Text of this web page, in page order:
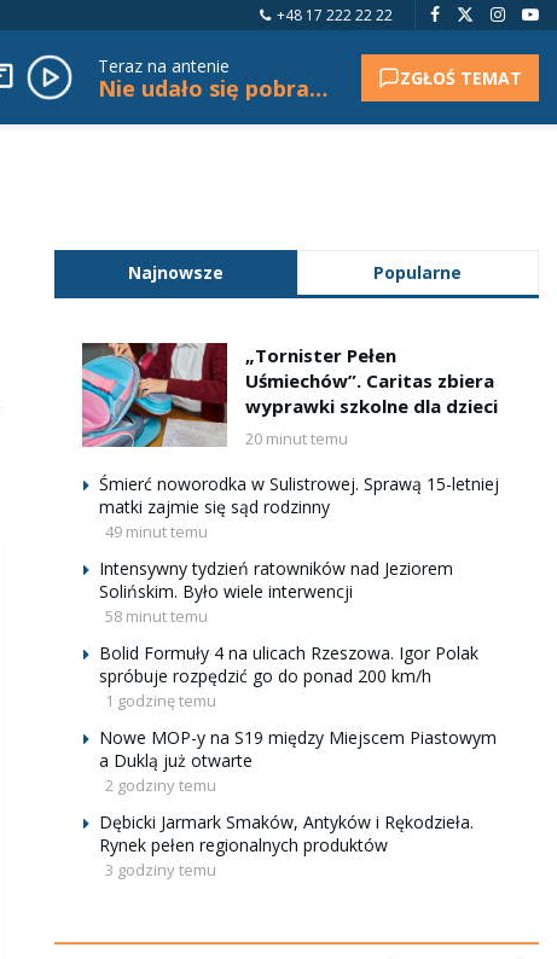
+48 17 222 22 22
Teraz na antenie
Nie udało się pobrać tytułu. ZGŁOŚ TEMAT
Najnowsze Popularne
„Tornister Pełen
Uśmiechów”. Caritas zbiera
wyprawki szkolne dla dzieci
20 minut temu
Śmierć noworodka w Sulistrowej. Sprawą 15-letniej
matki zajmie się sąd rodzinny
49 minut temu
Intensywny tydzień ratowników nad Jeziorem
Solińskim. Było wiele interwencji
58 minut temu
Bolid Formuły 4 na ulicach Rzeszowa. Igor Polak
spróbuje rozpędzić go do ponad 200 km/h
1 godzinę temu
Nowe MOP-y na S19 między Miejscem Piastowym
a Duklą już otwarte
2 godziny temu
Dębicki Jarmark Smaków, Antyków i Rękodzieła.
Rynek pełen regionalnych produktów
3 godziny temu